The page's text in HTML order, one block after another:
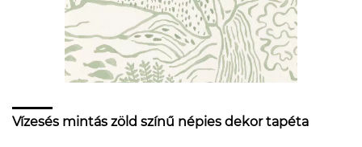
Vízesés mintás zöld színű népies dekor tapéta